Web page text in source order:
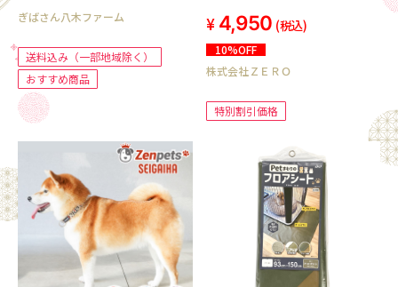
ぎばさん八木ファーム
送料込み（一部地域除く）
おすすめ商品
4,950 (税込)
10%OFF
株式会社ＺＥＲＯ
特別割引価格